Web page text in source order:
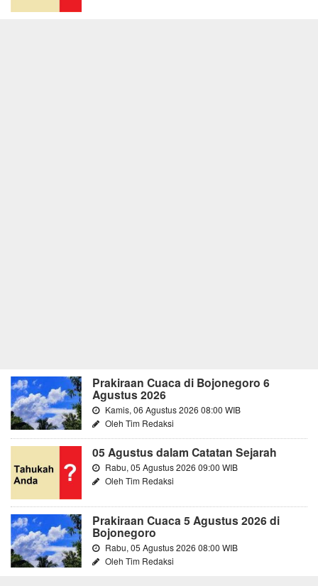
Prakiraan Cuaca di Bojonegoro 6
Agustus 2026
Kamis, 06 Agustus 2026 08:00 WIB
Oleh Tim Redaksi
05 Agustus dalam Catatan Sejarah
Rabu, 05 Agustus 2026 09:00 WIB
Oleh Tim Redaksi
Prakiraan Cuaca 5 Agustus 2026 di
Bojonegoro
Rabu, 05 Agustus 2026 08:00 WIB
Oleh Tim Redaksi